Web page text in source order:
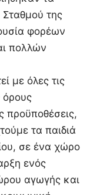
‬της‭
‬φορέων‭
‬πολλών‭
‬με‭ ‬όλες‭ ‬τις‭
‬όρους‭
‬προϋποθέσεις,‭
‬τα‭ ‬παιδιά‭
‬σε‭ ‬ένα‭ ‬χώρο‭
‬ενός‭
‬αγωγής‭ ‬και‭